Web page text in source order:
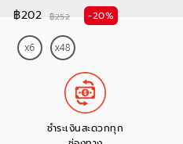
฿202
฿252 -20%
ชำระเงินสะดวกทุก